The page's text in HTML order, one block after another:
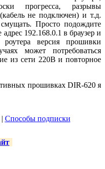
прогресса, разрывы
не подключен) и т.д.
Просто подождите
192.168.0.1 в браузер и
версия прошивки
может потребоваться
из сети 220В и повторное
прошивках DIR-620 я
Способы подписки